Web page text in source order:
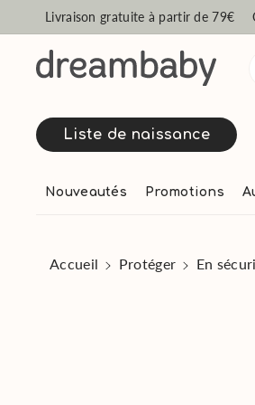
passer au c
Livraison gratuite à partir de 79€
Liste de naissance
Nouveautés Promotions
Accueil Protéger En